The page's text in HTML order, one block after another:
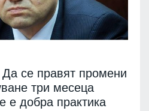
се правят промени
три месеца
е добра практика